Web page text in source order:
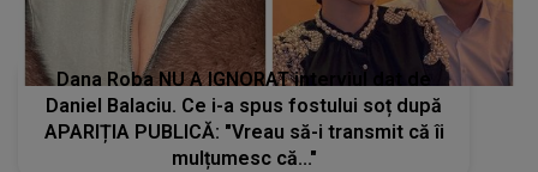
Dana Roba NU A IGNORAT interviul dat de
Daniel Balaciu. Ce i-a spus fostului soț după
APARIȚIA PUBLICĂ: "Vreau să-i transmit că îi
mulțumesc că..."